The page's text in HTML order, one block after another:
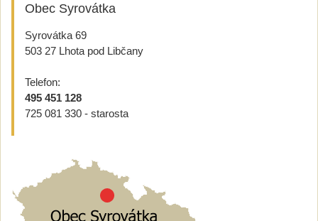
Obec Syrovátka
Syrovátka 69
503 27 Lhota pod Libčany
Telefon:
495 451 128
725 081 330 - starosta